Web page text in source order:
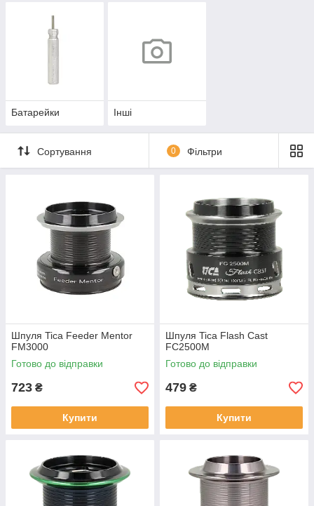
Батарейки Інші
Сортування 0 Фільтри
Шпуля Tica Feeder Mentor
FM3000
Готово до відправки
723 ₴
Купити
Шпуля Tica Flash Cast
FC2500M
Готово до відправки
479 ₴
Купити